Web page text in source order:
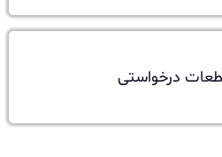
درخواستی